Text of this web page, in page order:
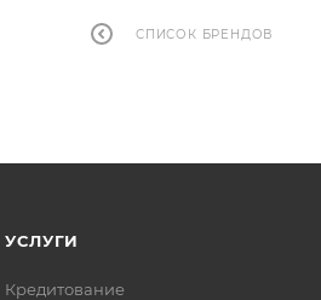
СПИСОК БРЕНДОВ
УСЛУГИ
Кредитование